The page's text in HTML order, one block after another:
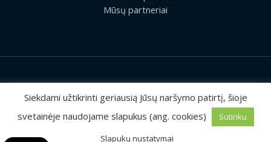
Mūsų partneriai
2026 © Visos teisės saugomos | UAB „Rilis“
Sprendimas:MEDIAERN
Siekdami užtikrinti geriausią Jūsų naršymo patirtį, šioje
svetainėje naudojame slapukus (ang. cookies)
Sutinku
Slapukų nustatymai